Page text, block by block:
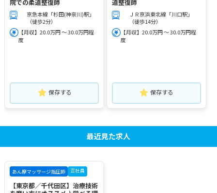
院での柔道整復師
京急本線「杉田(神奈川)駅」
（徒歩2分）
【月収】20.0万円 ～ 30.0万円程
度
保存する
道整復師
ＪＲ京浜東北線「川口駅」
（徒歩14分）
【月収】20.0万円 ～ 30.0万円程
度
保存する
最近見た求人
あん摩マッサージ指圧師 正社員
【東京都／千代田区】治療技術